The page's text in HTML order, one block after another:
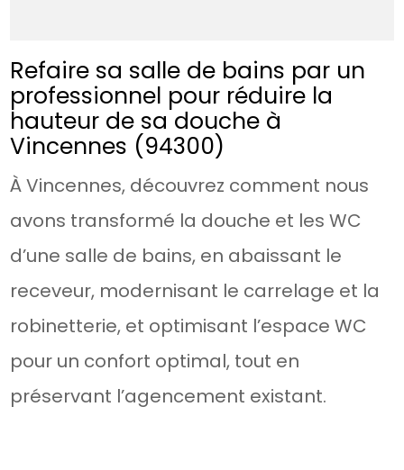
Refaire sa salle de bains par un
professionnel pour réduire la
hauteur de sa douche à
Vincennes (94300)
À Vincennes, découvrez comment nous
avons transformé la douche et les WC
d’une salle de bains, en abaissant le
receveur, modernisant le carrelage et la
robinetterie, et optimisant l’espace WC
pour un confort optimal, tout en
préservant l’agencement existant.